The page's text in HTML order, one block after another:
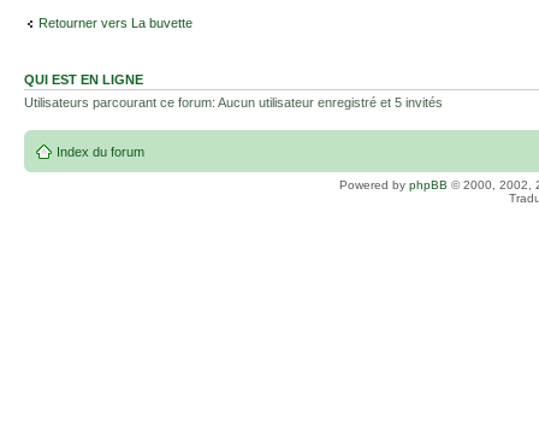
Retourner vers La buvette
QUI EST EN LIGNE
Utilisateurs parcourant ce forum: Aucun utilisateur enregistré et 5 invités
Index du forum
Powered by phpBB © 2000, 2002,